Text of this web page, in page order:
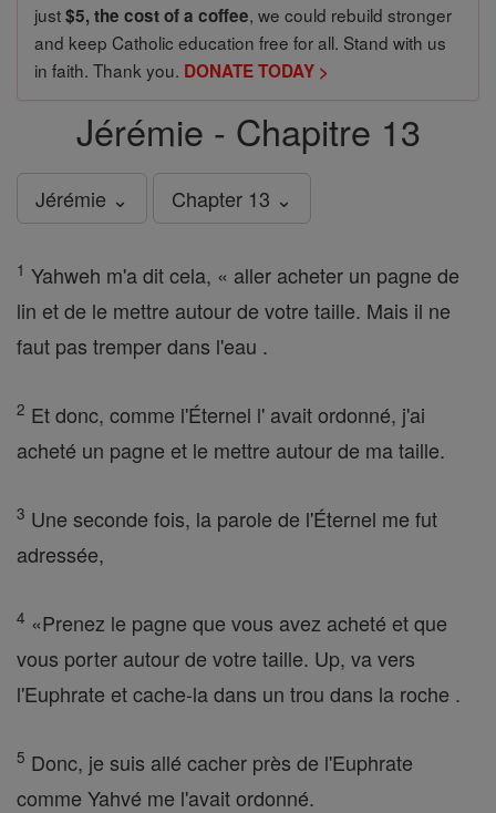
just$5, the cost of a coffee, we could rebuild stronger
and keep Catholic education free for all. Stand with us
in faith. Thank you. DONATE TODAY >
Jérémie - Chapitre 13
Jérémie ⌄ Chapter 13 ⌄
1 Yahweh m'a dit cela, « aller acheter un pagne de
lin et de le mettre autour de votre taille. Mais il ne
faut pas tremper dans l'eau .
2 Et donc, comme l'Éternel l' avait ordonné, j'ai
acheté un pagne et le mettre autour de ma taille.
3 Une seconde fois, la parole de l'Éternel me fut
adressée,
4 «Prenez le pagne que vous avez acheté et que
vous porter autour de votre taille. Up, va vers
l'Euphrate et cache-la dans un trou dans la roche .
5 Donc, je suis allé cacher près de l'Euphrate
comme Yahvé me l'avait ordonné.